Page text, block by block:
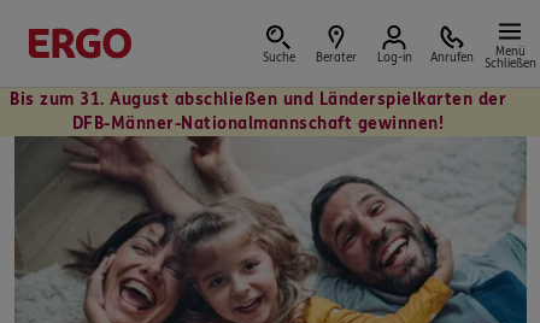
Suche Berater Log-in Anrufen
Menü
Schließen
Versicherungen & Finanzen
Reform der privaten Altersvorsorge
Bis zum 31. August abschließen und Länderspielkarten der
DFB-Männer-Nationalmannschaft gewinnen!